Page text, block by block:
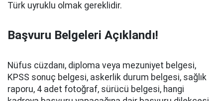
Türk uyruklu olmak gereklidir.
Başvuru Belgeleri Açıklandı!
Nüfus cüzdanı, diploma veya mezuniyet belgesi,
KPSS sonuç belgesi, askerlik durum belgesi, sağlık
raporu, 4 adet fotoğraf, sürücü belgesi, hangi